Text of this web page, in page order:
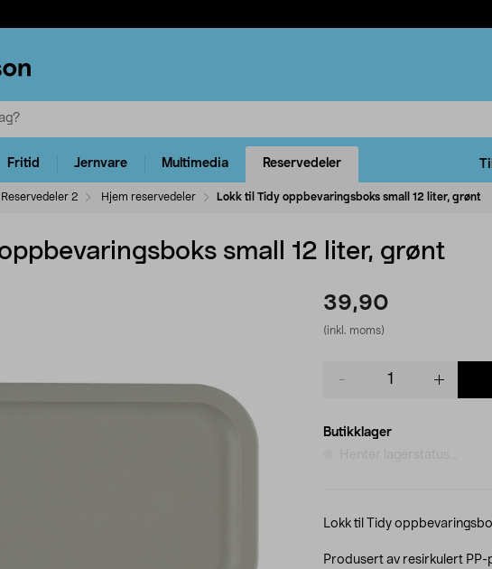
Fritid Jernvare Multimedia Reservedeler
Reservedeler 2 Hjem reservedeler Lokk til Tidy oppbevaringsboks small 12 liter, grønt
small 12 liter, grønt
39,90
(inkl. moms)
Butikklager
Lokk til Tidy
Produsert av resirkulert PP-